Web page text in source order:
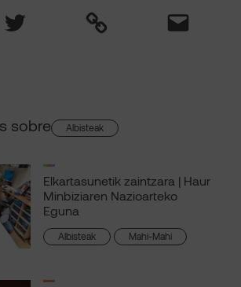
Twitter Link Mail
sobre Albisteak
Elkartasunetik zaintzara | Haur
Minbiziaren Nazioarteko
Eguna
Albisteak Mahi-Mahi